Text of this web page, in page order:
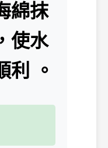
綿抹
使水
利 。